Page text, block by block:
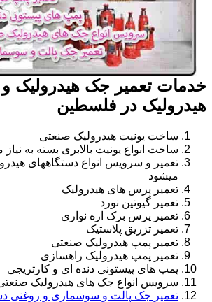
خدمات تعمیر جک هیدرولیک
هیدرولیک در فلسطین
ساخت یونیت هیدرولیک صنعتی
ساخت انواع یونیت بالابری بسته به
تعمیر و سرویس انواع دستگاههای
میشود
تعمیر پرس های هیدرولیک
تعمیر گیوتین نورد
تعمیر پرس برک اره نواری
تعمیر تزریق پلاستیک
تعمیر پمپ هیدرولیک صنعتی
تعمیر پمپ هیدرولیک راهسازی
پمپ های پیستونی دنده ای و کارتریجی
سرویس انواع جک های هیدرولیک
تعمیر جک پالت و سوسماری و روغنی